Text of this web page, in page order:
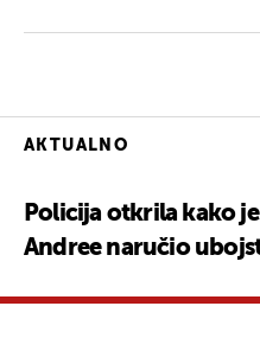
AKTUALNO
Policija otkrila kako
Andree naručio